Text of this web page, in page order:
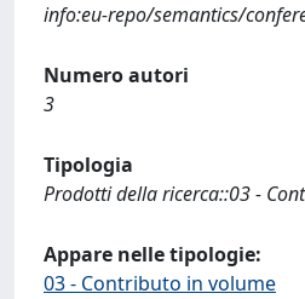
info:eu-repo/semantics/
Numero autori
3
Tipologia
Prodotti della ricerca::03 -
Appare nelle tipologie:
03 - Contributo in volume